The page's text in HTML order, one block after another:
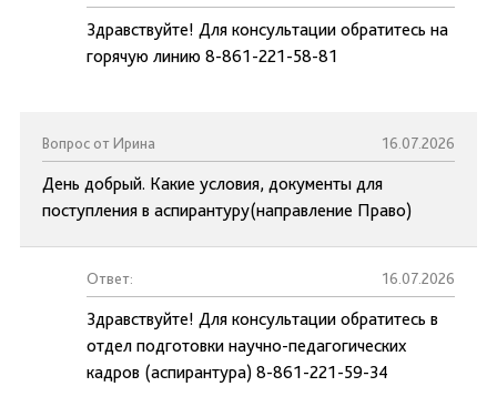
Здравствуйте! Для консультации обратитесь на
горячую линию 8-861-221-58-81
Вопрос от Ирина 16.07.2026
День добрый. Какие условия, документы для
поступления в аспирантуру(направление Право)
Ответ: 16.07.2026
Здравствуйте! Для консультации обратитесь в
отдел подготовки научно-педагогических
кадров (аспирантура) 8-861-221-59-34